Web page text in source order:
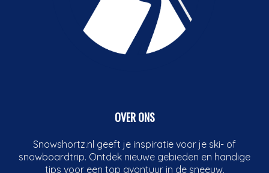
OVER ONS
Snowshortz.nl geeft je inspiratie voor je ski- of
snowboardtrip. Ontdek nieuwe gebieden en handige
tips voor een top avontuur in de sneeuw.